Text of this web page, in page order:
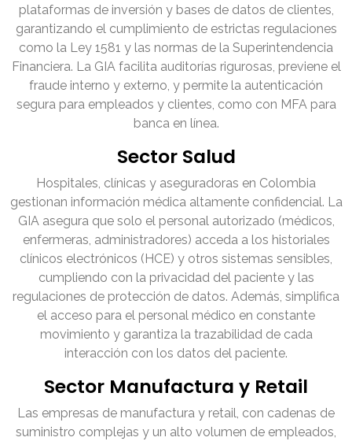
plataformas de inversión y bases de datos de clientes,
garantizando el cumplimiento de estrictas regulaciones
como la Ley 1581 y las normas de la Superintendencia
Financiera. La GIA facilita auditorías rigurosas, previene el
fraude interno y externo, y permite la autenticación
segura para empleados y clientes, como con MFA para
banca en línea.
Sector Salud
Hospitales, clínicas y aseguradoras en Colombia
gestionan información médica altamente confidencial. La
GIA asegura que solo el personal autorizado (médicos,
enfermeras, administradores) acceda a los historiales
clínicos electrónicos (HCE) y otros sistemas sensibles,
cumpliendo con la privacidad del paciente y las
regulaciones de protección de datos. Además, simplifica
el acceso para el personal médico en constante
movimiento y garantiza la trazabilidad de cada
interacción con los datos del paciente.
Sector Manufactura y Retail
Las empresas de manufactura y retail, con cadenas de
suministro complejas y un alto volumen de empleados,